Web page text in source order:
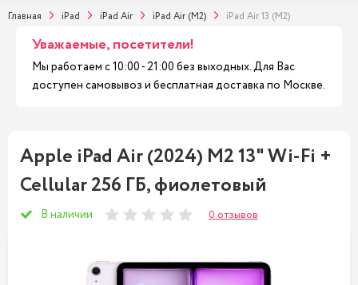
Главная iPad iPad Air iPad Air (M2) iPad Air 13 (M2)
Уважаемые, посетители!
Мы работаем с 10:00 - 21:00 без выходных. Для Вас
доступен самовывоз и бесплатная доставка по Москве.
Apple iPad Air (2024) M2 13" Wi-Fi +
Cellular 256 ГБ, фиолетовый
В наличии 0 отзывов